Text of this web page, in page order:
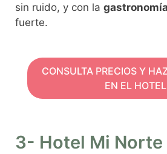
sin ruido, y con la gastronomía
fuerte.
CONSULTA PRECIOS Y
EN EL HOTEL
3- Hotel Mi Norte